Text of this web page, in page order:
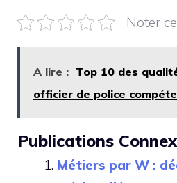
Noter
A lire : Top 10 des
officier de police
Publications
Métiers par W :